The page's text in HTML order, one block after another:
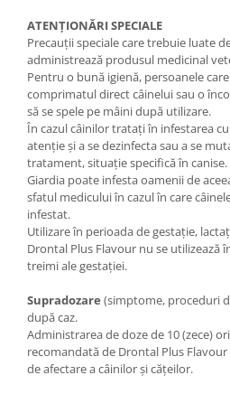
ATENŢIONĂRI SPECIALE
Precauţii speciale care trebuie luate
administrează produsul medicinal
Pentru o bună igienă, persoanele
comprimatul direct câinelui sau o
să se spele pe mâini după utilizare.
În cazul câinilor trataţi în infestarea
atenţie şi a se dezinfecta sau a se
tratament, situaţie specifică în canise.
Giardia poate infesta oamenii de
sfatul medicului în cazul în care
infestat.
Utilizare în perioada de gestaţie,
Drontal Plus Flavour nu se utilizează
treimi ale gestaţiei.
Supradozare (simptome, proceduri
după caz.
Administrarea de doze de 10 (zece)
recomandată de Drontal Plus
de afectare a câinilor şi căţeilor.